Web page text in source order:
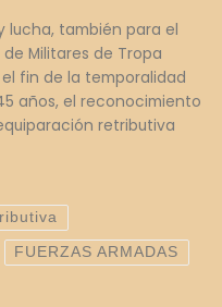
lucha, también para el
Militares de Tropa
el fin de la temporalidad
años, el reconocimiento
retributiva
FUERZAS ARMADAS